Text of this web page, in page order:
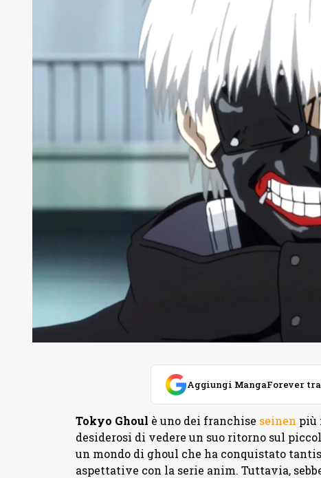
Aggiungi MangaForever
Tokyo Ghoul è uno dei franchise seinen più
desiderosi di vedere un suo ritorno sul
un mondo di ghoul che ha conquistato
aspettative con la serie anim. Tuttavia,